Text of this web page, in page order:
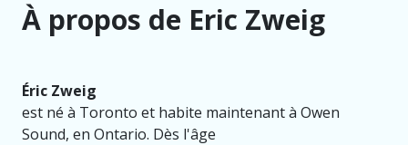
À propos de Eric Zweig
Éric Zweig
est né à Toronto et habite maintenant à Owen
Sound, en Ontario. Dès l'âge